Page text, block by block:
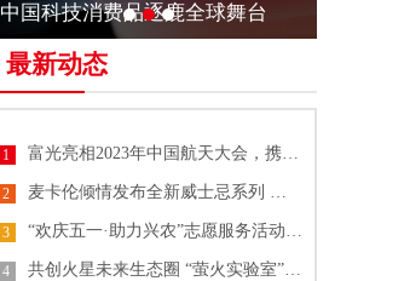
中国科技消费品逐鹿全球舞台
最新动态
1 富光亮相2023年中国航天大会，携手中国航天共推技术与文化创新
2 麦卡伦倾情发布全新威士忌系列 纪念《007》电影60周年单一麦芽威士忌
3 “欢庆五一·助力兴农”志愿服务活动 中建-大成山东公司
4 共创火星未来生态圈 “萤火实验室”格物叩苍穹